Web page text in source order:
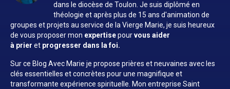
dans le diocèse de Toulon. Je suis diplômé en
théologie et après plus de 15 ans d'animation de
groupes et projets au service de la Vierge Marie, je suis heureux
de vous proposer mon expertisepourvous aider
à prier et progresser dans la foi.
Sur ce Blog Avec Marie je propose prières et neuvaines avec les
clés essentielles et concrètes pour une magnifique et
transformante expérience spirituelle. Mon entreprise Saint